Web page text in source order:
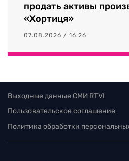
продать активы
«Хортиця»
07.08.2026 / 16:26
Выходные данные СМИ RTVI
Пользовательское соглашение
Политика обработки